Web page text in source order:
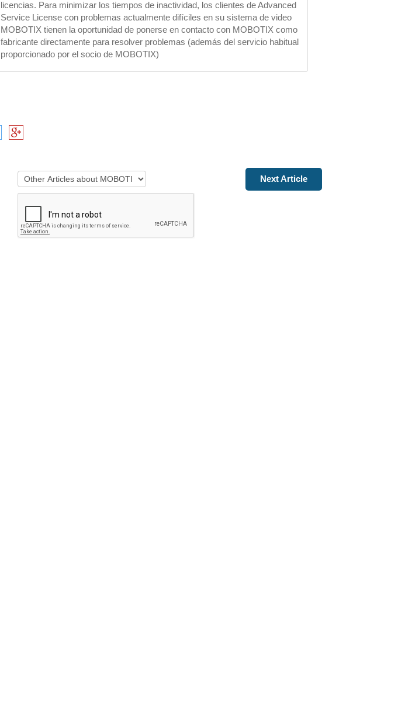
licencias. Para minimizar los tiempos de inactividad, los clientes de Advanced
Service License con problemas actualmente difíciles en su sistema de video
MOBOTIX tienen la oportunidad de ponerse en contacto con MOBOTIX como
fabricante directamente para resolver problemas (además del servicio habitual
proporcionado por el socio de MOBOTIX)
Next Article